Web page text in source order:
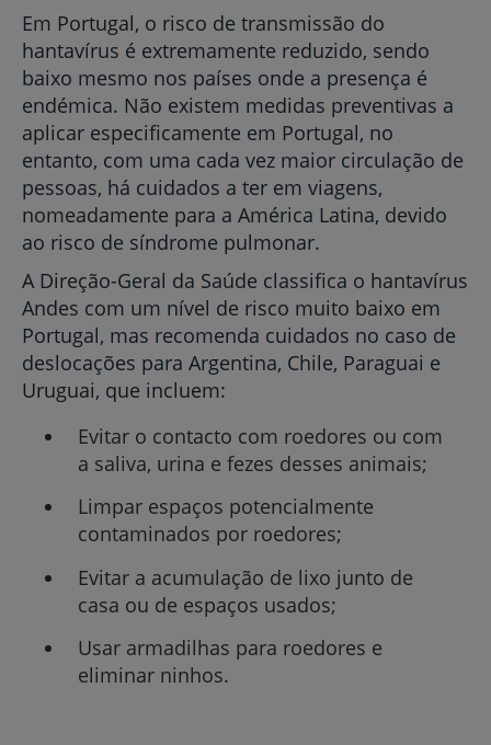
Em Portugal, o risco de transmissão do
hantavírus é extremamente reduzido, sendo
baixo mesmo nos países onde a presença é
endémica. Não existem medidas preventivas a
aplicar especificamente em Portugal, no
entanto, com uma cada vez maior circulação de
pessoas, há cuidados a ter em viagens,
nomeadamente para a América Latina, devido
ao risco de síndrome pulmonar.
A Direção-Geral da Saúde classifica o hantavírus
Andes com um nível de risco muito baixo em
Portugal, mas recomenda cuidados no caso de
deslocações para Argentina, Chile, Paraguai e
Uruguai, que incluem:
Evitar o contacto com roedores ou com
a saliva, urina e fezes desses animais;
Limpar espaços potencialmente
contaminados por roedores;
Evitar a acumulação de lixo junto de
casa ou de espaços usados;
Usar armadilhas para roedores e
eliminar ninhos.